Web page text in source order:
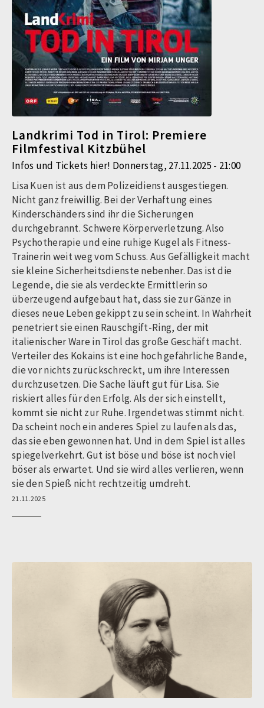
Landkrimi Tod in Tirol: Premiere
Filmfestival Kitzbühel
Infos und Tickets hier! Donnerstag, 27.11.2025 - 21:00
Lisa Kuen ist aus dem Polizeidienst ausgestiegen.
Nicht ganz freiwillig. Bei der Verhaftung eines
Kinderschänders sind ihr die Sicherungen
durchgebrannt. Schwere Körperverletzung. Also
Psychotherapie und eine ruhige Kugel als Fitness-
Trainerin weit weg vom Schuss. Aus Gefälligkeit macht
sie kleine Sicherheitsdienste nebenher. Das ist die
Legende, die sie als verdeckte Ermittlerin so
überzeugend aufgebaut hat, dass sie zur Gänze in
dieses neue Leben gekippt zu sein scheint. In Wahrheit
penetriert sie einen Rauschgift-Ring, der mit
italienischer Ware in Tirol das große Geschäft macht.
Verteiler des Kokains ist eine hoch gefährliche Bande,
die vor nichts zurückschreckt, um ihre Interessen
durchzusetzen. Die Sache läuft gut für Lisa. Sie
riskiert alles für den Erfolg. Als der sich einstellt,
kommt sie nicht zur Ruhe. Irgendetwas stimmt nicht.
Da scheint noch ein anderes Spiel zu laufen als das,
das sie eben gewonnen hat. Und in dem Spiel ist alles
spiegelverkehrt. Gut ist böse und böse ist noch viel
böser als erwartet. Und sie wird alles verlieren, wenn
sie den Spieß nicht rechtzeitig umdreht.
21.11.2025